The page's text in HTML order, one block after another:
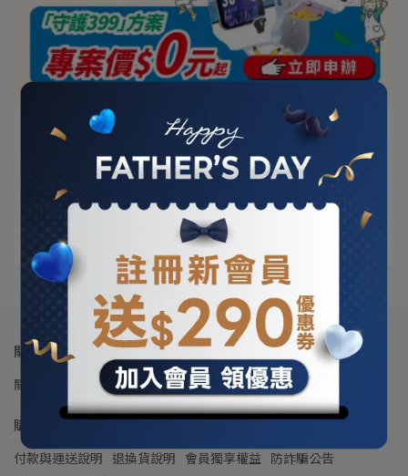
兒童手錶 360 T1 守護寶貝每一刻！專案價0
震旦通訊 | 2026-04-15
活動時間：2026/4/14~2026/5/30 活動內容：兒童手⋯
閱讀更多 ->
關於我們
關於震旦通訊 門市列表 會員權益聲明 隱私權及網站使用條款
購物說明
付款與運送說明 退換貨說明 會員獨享權益 防詐騙公告